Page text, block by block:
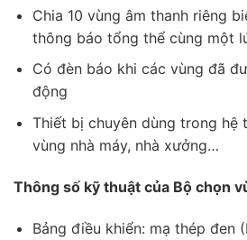
Chia 10 vùng âm thanh riêng
thông báo tổng thể cùng một
Có đèn báo khi các vùng đã
động
Thiết bị chuyên dùng trong hệ
vùng nhà máy, nhà xưởng…
Thông số kỹ thuật của Bộ chọn
Bảng điều khiển: mạ thép đen